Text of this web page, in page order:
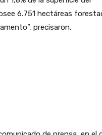
6.751 hectáreas
precisaron.